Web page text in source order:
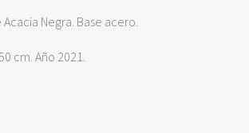
Negra. Base acero.
cm. Año 2021.